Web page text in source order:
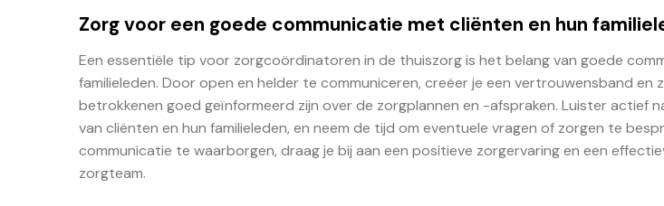
Zorg voor een goede communicatie met cliënten en hun
Een essentiële tip voor zorgcoördinatoren in de thuiszorg is het belang van goede
familieleden. Door open en helder te communiceren, creëer je een vertrouwensband en
betrokkenen goed geïnformeerd zijn over de zorgplannen en -afspraken. Luister actief
van cliënten en hun familieleden, en neem de tijd om eventuele vragen of zorgen te
communicatie te waarborgen, draag je bij aan een positieve zorgervaring en een
zorgteam.